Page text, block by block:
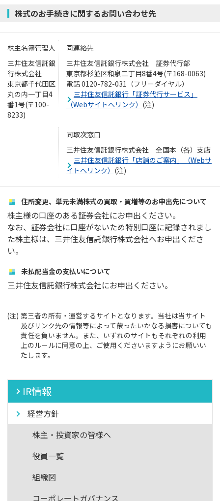
株式のお手続きに関するお問い合わせ先
株主名簿管理人
三井住友信託銀
行株式会社
東京都千代田区
丸の内一丁目4
番1号(〒100-
8233)
同連絡先
三井住友信託銀行株式会社 証券代行部
東京都杉並区和泉二丁目8番4号(〒168-0063)
電話 0120-782-031（フリーダイヤル）
三井住友信託銀行「証券代行サービス」
（Webサイトへリンク） (注)
同取次窓口
三井住友信託銀行株式会社 全国本（各）支店
三井住友信託銀行「店舗のご案内」（Webサ
イトへリンク） (注)
住所変更、単元未満株式の買取・買増等のお申出先について
株主様の口座のある証券会社にお申出ください。
なお、証券会社に口座がないため特別口座に記録されまし
た株主様は、三井住友信託銀行株式会社へお申出くださ
い。
未払配当金の支払いについて
三井住友信託銀行株式会社にお申出ください。
(注) 第三者の所有・運営するサイトとなります。当社は当サイト
及びリンク先の情報等によって蒙ったいかなる損害についても
責任を負いません。また、いずれのサイトもそれぞれの利用
上のルールに同意の上、ご使用くださいますようにお願いい
たします。
IR情報
経営方針
株主・投資家の皆様へ
役員一覧
組織図
コーポレートガバナンス